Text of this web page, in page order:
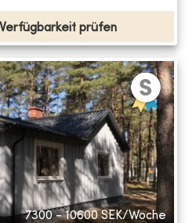
prüfen
7300 - 10600 SEK/Woche